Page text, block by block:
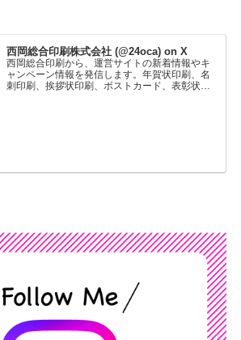
西岡総合印刷株式会社 (@24oca) on X
西岡総合印刷から、運営サイトの新着情報やキ
ャンペーン情報を発信します。年賀状印刷、名
刺印刷、挨拶状印刷、ポストカード、表彰状印